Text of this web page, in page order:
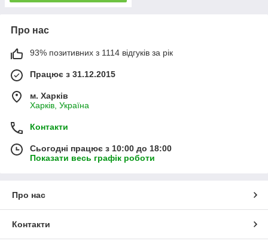
Про нас
93% позитивних з 1114 відгуків за рік
Працює з 31.12.2015
м. Харків
Харків, Україна
Контакти
Сьогодні працює з 10:00 до 18:00
Показати весь графік роботи
Про нас
Контакти